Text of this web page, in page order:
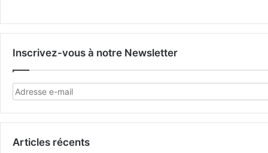
Inscrivez-vous à notre Newsletter
Articles récents